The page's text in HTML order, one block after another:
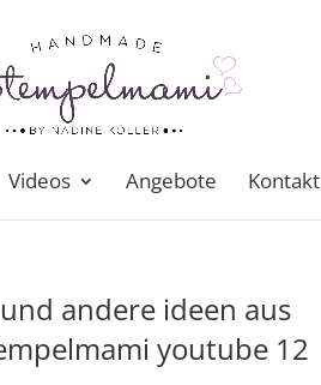
Videos Angebote Kontakt
andere ideen aus
youtube 12